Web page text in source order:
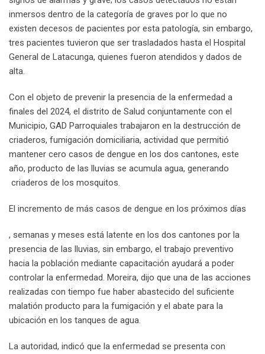
inmersos dentro de la categoría de graves por lo que no
existen decesos de pacientes por esta patología, sin embargo,
tres pacientes tuvieron que ser trasladados hasta el Hospital
General de Latacunga, quienes fueron atendidos y dados de
alta.
Con el objeto de prevenir la presencia de la enfermedad a
finales del 2024, el distrito de Salud conjuntamente con el
Municipio, GAD Parroquiales trabajaron en la destrucción de
criaderos, fumigación domiciliaria, actividad que permitió
mantener cero casos de dengue en los dos cantones, este
año, producto de las lluvias se acumula agua, generando
criaderos de los mosquitos.
El incremento de más casos de dengue en los próximos días
, semanas y meses está latente en los dos cantones por la
presencia de las lluvias, sin embargo, el trabajo preventivo
hacia la población mediante capacitación ayudará a poder
controlar la enfermedad. Moreira, dijo que una de las acciones
realizadas con tiempo fue haber abastecido del suficiente
malatión producto para la fumigación y el abate para la
ubicación en los tanques de agua.
La autoridad, indicó que la enfermedad se presenta con